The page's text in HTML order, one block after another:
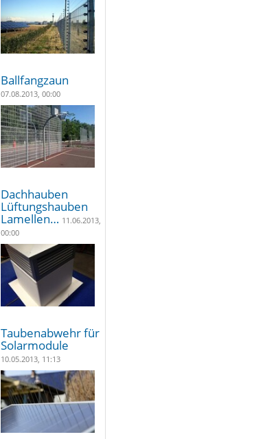
Ballfangzaun
07.08.2013, 00:00
Dachhauben
Lüftungshauben
Lamellen… 11.06.2013,
00:00
Taubenabwehr für
Solarmodule
10.05.2013, 11:13